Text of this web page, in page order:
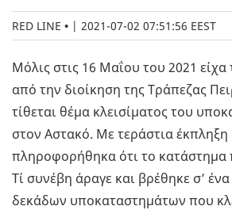
RED LINE | 2021-07-02 07:51:56 EEST
Μόλις στις 16 Μαΐου του 2021
από την διοίκηση της Τράπεζας
τίθεται θέμα κλεισίματος του
στον Αστακό. Με τεράστια έκπληξη
πληροφορήθηκα ότι το κατάστημα
Τί συνέβη άραγε και βρέθηκε σ’
δεκάδων υποκαταστημάτων που